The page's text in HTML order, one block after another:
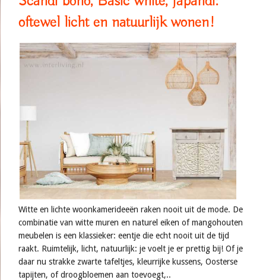
oftewel licht en natuurlijk wonen!
Witte en lichte woonkamerideeën raken nooit uit de mode. De
combinatie van witte muren en naturel eiken of mangohouten
meubelen is een klassieker: eentje die echt nooit uit de tijd
raakt. Ruimtelijk, licht, natuurlijk: je voelt je er prettig bij! Of je
daar nu strakke zwarte tafeltjes, kleurrijke kussens, Oosterse
tapijten, of droogbloemen aan toevoegt,..